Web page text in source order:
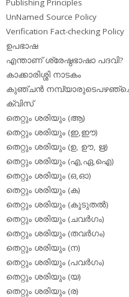
Publishing Principles
UnNamed Source Policy
Verification Fact-checking Policy
ഉപഭാഷ
എന്താണ് ശ്രേഷ്ഠഭാഷാ പദവി?
കാക്കാരിശ്ശി നാടകം
കുഞ്ചന്‍
ക്വിസ്
തെറ്റും ശരിയും (ആ)
തെറ്റും ശരിയും (ഇ,ഈ)
തെറ്റും ശരിയും (ഉ, ഊ, ഋ)
തെറ്റും ശരിയും (എ,ഏ,ഐ)
തെറ്റും ശരിയും (ഒ,ഓ)
തെറ്റും ശരിയും (ക)
തെറ്റും ശരിയും (കൂടുതല്‍)
തെറ്റും ശരിയും (ചവര്‍ഗം)
തെറ്റും ശരിയും (തവര്‍ഗം)
തെറ്റും ശരിയും (ന)
തെറ്റും ശരിയും (പവര്‍ഗം)
തെറ്റും ശരിയും (യ)
തെറ്റും ശരിയും (ര)